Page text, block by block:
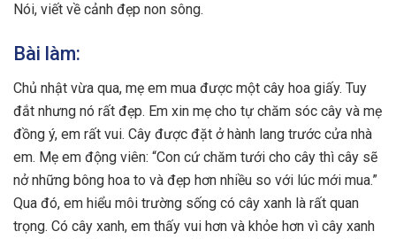
Nói, viết về cảnh đẹp non sông.
Bài làm:
Chủ nhật vừa qua, mẹ em mua được một cây hoa giấy. Tuy
đắt nhưng nó rất đẹp. Em xin mẹ cho tự chăm sóc cây và mẹ
đồng ý, em rất vui. Cây được đặt ở hành lang trước cửa nhà
em. Mẹ em động viên: “Con cứ chăm tưới cho cây thì cây sẽ
nở những bông hoa to và đẹp hơn nhiều so với lúc mới mua.”
Qua đó, em hiểu môi trường sống có cây xanh là rất quan
trọng. Có cây xanh, em thấy vui hơn và khỏe hơn vì cây xanh